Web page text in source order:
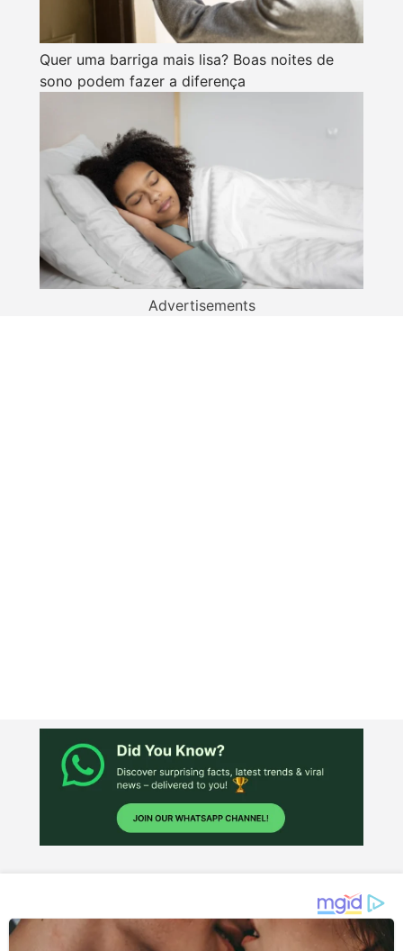
Quer uma barriga mais lisa? Boas noites de
sono podem fazer a diferença
Advertisements